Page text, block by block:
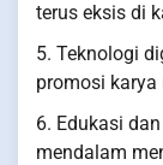
terus eksis di
5. Teknologi
promosi karya
6. Edukasi
mendalam